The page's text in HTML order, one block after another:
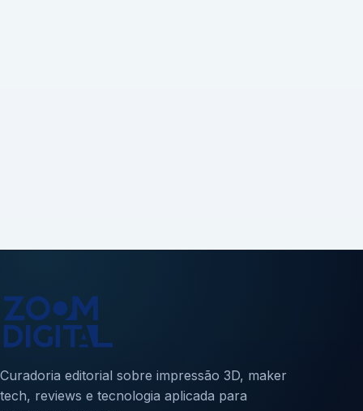
Curadoria editorial sobre impressão 3D, maker
tech, reviews e tecnologia aplicada para